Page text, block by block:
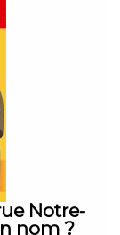
Notre-
nom ?